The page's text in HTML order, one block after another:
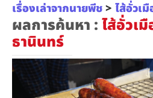
เรื่องเล่าจากนายพีช> ไส้อั่วเ
ผลการค้นหา :ไส้อั่วเ
ธานินทร์